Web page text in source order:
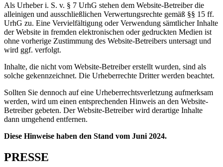
Als Urheber i. S. v. § 7 UrhG stehen dem Website-Betreiber die
alleinigen und ausschließlichen Verwertungsrechte gemäß §§ 15 ff.
UrhG zu. Eine Vervielfältigung oder Verwendung sämtlicher Inhalte
der Website in fremden elektronischen oder gedruckten Medien ist
ohne vorherige Zustimmung des Website-Betreibers untersagt und
wird ggf. verfolgt.
Inhalte, die nicht vom Website-Betreiber erstellt wurden, sind als
solche gekennzeichnet. Die Urheberrechte Dritter werden beachtet.
Sollten Sie dennoch auf eine Urheberrechtsverletzung aufmerksam
werden, wird um einen entsprechenden Hinweis an den Website-
Betreiber gebeten. Der Website-Betreiber wird derartige Inhalte
dann umgehend entfernen.
Diese Hinweise haben den Stand vom Juni 2024.
PRESSE